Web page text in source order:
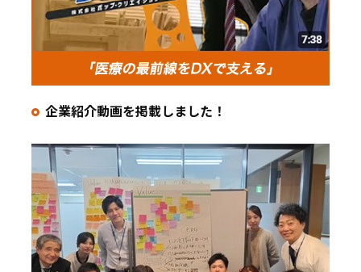
企業紹介動画を掲載しました！